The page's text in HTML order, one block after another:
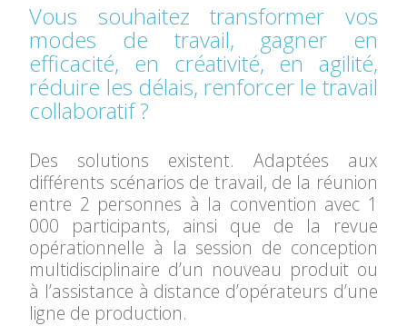
Vous souhaitez transformer vos
modes de travail, gagner en
efficacité, en créativité, en agilité,
réduire les délais, renforcer le travail
collaboratif ?
Des solutions existent. Adaptées aux
différents scénarios de travail, de la réunion
entre 2 personnes à la convention avec 1
000 participants, ainsi que de la revue
opérationnelle à la session de conception
multidisciplinaire d’un nouveau produit ou
à l’assistance à distance d’opérateurs d’une
ligne de production.